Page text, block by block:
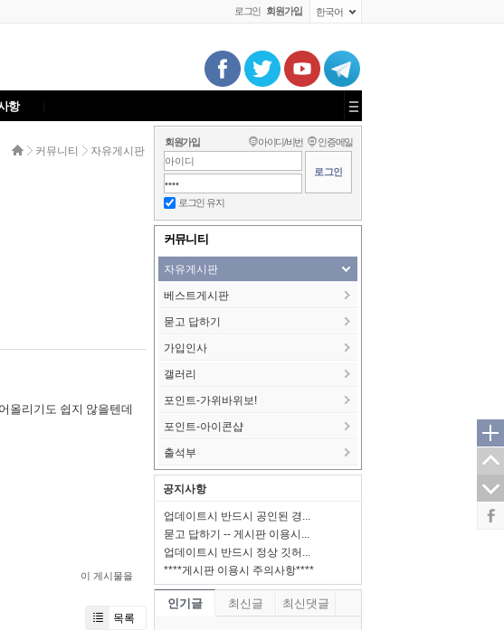
로그인 회원가입 한국어
항
커뮤니티 자유게시판
올리기도 쉽지 않을텐데
이 게시물을
목록
회원가입 아이디/비번 인증메일
로그인 유지
커뮤니티
자유게시판
베스트게시판
묻고 답하기
가입인사
갤러리
포인트-가위바위보!
포인트-아이콘샵
출석부
공지사항
업데이트시 반드시 공인된 경...
묻고 답하기 -- 게시판 이용시...
업데이트시 반드시 정상 깃허...
****게시판 이용시 주의사항****
인기글 최신글 최신댓글